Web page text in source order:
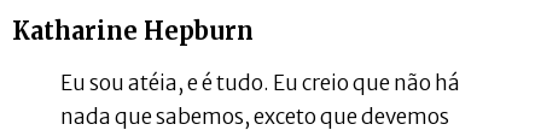
Katharine Hepburn
Eu sou atéia, e é tudo. Eu creio que não há
nada que sabemos, exceto que devemos